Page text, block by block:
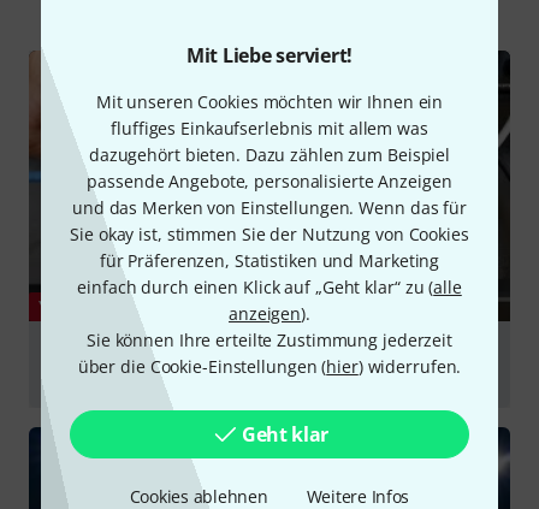
Mit Liebe serviert!
Mit unseren Cookies möchten wir Ihnen ein
fluffiges Einkaufserlebnis mit allem was
dazugehört bieten. Dazu zählen zum Beispiel
passende Angebote, personalisierte Anzeigen
und das Merken von Einstellungen. Wenn das für
Sie okay ist, stimmen Sie der Nutzung von Cookies
für Präferenzen, Statistiken und Marketing
einfach durch einen Klick auf „Geht klar“ zu (alle
anzeigen).
Sie können Ihre erteilte Zustimmung jederzeit
über die Cookie-Einstellungen (hier) widerrufen.
Geht klar
Cookies ablehnen Weitere Infos
YOUTUBE
How to use & connect the Blackmagicdesign GPI &
Tally Box to the Datavideo ITC-100 Intercom System.
abspielen